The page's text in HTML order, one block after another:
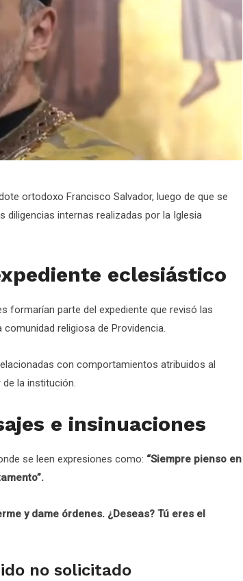
ortodoxo Francisco Salvador, luego de que se
internas realizadas por la Iglesia
eclesiástico
formarían parte del expediente que revisó las
religiosa de Providencia.
con comportamientos atribuidos al
la institución.
e insinuaciones
se leen expresiones como: “Siempre pienso en
y dame órdenes. ¿Deseas? Tú eres el
no solicitado